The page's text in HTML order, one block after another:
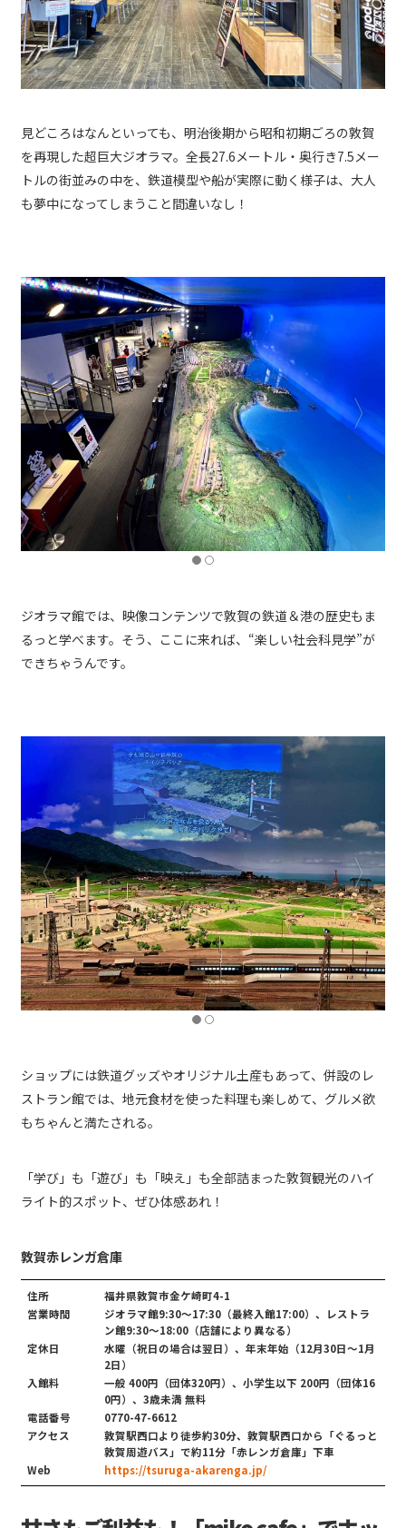
見どころはなんといっても、明治後期から昭和初期ごろの敦賀
を再現した超巨大ジオラマ。全長27.6メートル・奥行き7.5メー
トルの街並みの中を、鉄道模型や船が実際に動く様子は、大人
も夢中になってしまうこと間違いなし！
ジオラマ館では、映像コンテンツで敦賀の鉄道＆港の歴史もま
るっと学べます。そう、ここに来れば、“楽しい社会科見学”が
できちゃうんです。
ショップには鉄道グッズやオリジナル土産もあって、併設のレ
ストラン館では、地元食材を使った料理も楽しめて、グルメ欲
もちゃんと満たされる。
「学び」も「遊び」も「映え」も全部詰まった敦賀観光のハイ
ライト的スポット、ぜひ体感あれ！
敦賀赤レンガ倉庫
住所
福井県敦賀市金ケ崎町4-1
営業時間
ジオラマ館9:30～17:30（最終入館17:00）、レストラ
ン館9:30～18:00（店舗により異なる）
定休日
水曜（祝日の場合は翌日）、年末年始（12月30日～1月
2日）
入館料
一般 400円（団体320円）、小学生以下 200円（団体16
0円）、3歳未満 無料
電話番号
0770-47-6612
アクセス
敦賀駅西口より徒歩約30分、敦賀駅西口から「ぐるっと
敦賀周遊バス」で約11分「赤レンガ倉庫」下車
Web
https://tsuruga-akarenga.jp/